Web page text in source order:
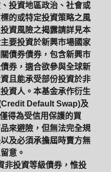
投資地區政治、社會或
的或特定投資策略之風
資風險之揭露請詳見本
要投資於新興市場國家
債券債券，包含新興市
券，適合欲參與全球新
且能承受部份投資於非
資人。本基金承作衍生
Default Swap)及
得為受信用保護的買
來避險，但無法完全規
及必須承擔屆時賣方無
意。
非投資等級債券，惟投